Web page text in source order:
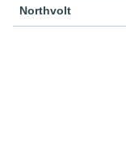
Northvolt